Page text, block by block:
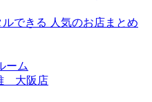
できる 人気のお店まとめ
ーム
大阪店